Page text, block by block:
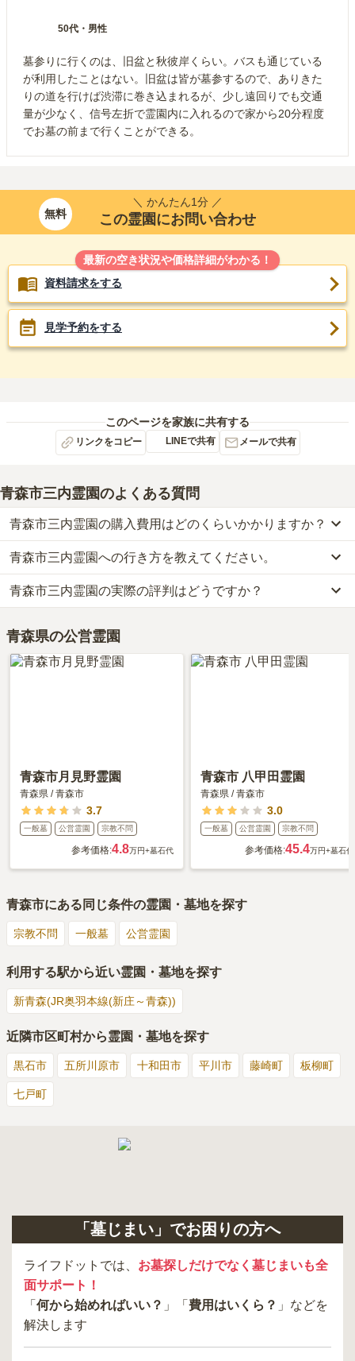
50代 ・ 男性
墓参りに行くのは、旧盆と秋彼岸くらい。バスも通じている
が利用したことはない。旧盆は皆が墓参するので、ありきた
りの道を行けば渋滞に巻き込まれるが、少し遠回りでも交通
量が少なく、信号左折で霊園内に入れるので家から20分程度
でお墓の前まで行くことができる。
無料
＼ かんたん1分 ／
この霊園にお問い合わせ
最新の空き状況や価格詳細がわかる！
資料請求をする
見学予約をする
このページを家族に共有する
リンクをコピー LINEで共有 メールで共有
青森市三内霊園のよくある質問
青森市三内霊園の購入費用はどのくらいかかりますか？
青森市三内霊園では、一般墓が約3.3万円(墓石代別)からお求めいた
だけます。
なお、青森市三内霊園がある青森県の相場は、一般墓が約20万円
（墓石代別途）です。
お墓は、価格が高いものがよい、安いものが悪い、という訳ではあ
りません。大切なのは、ご家族が心から納得し、安心してお参りで
きる場所を選ぶことです。
青森市三内霊園への行き方を教えてください。
公共交通機関の場合JR奥羽本線「新青森」から徒歩18分です。
詳しいルートや地図は、本ページの「地図・交通アクセス」欄をご
確認ください。
青森市三内霊園の実際の評判はどうですか？
利用者様からは「霊園内には束ね花を売っている店が7～9軒程度あ
るが、値段は日頃より高いスーパーマーケットよりさらに高いので
青森県の公営霊園
青森市月見野霊園
青森県 /青森市
3.7
一般墓 公営霊園 宗教不問
参考価格:4.8万円+墓石代
青森市 八甲田霊園
青森県 /青森市
3.0
一般墓 公営霊園 宗教不問
参考価格:45.4万円+墓石代
青森市にある同じ条件の霊園・墓地を探す
宗教不問 一般墓 公営霊園
利用する駅から近い霊園・墓地を探す
新青森(JR奥羽本線(新庄～青森))
近隣市区町村から霊園・墓地を探す
黒石市 五所川原市 十和田市 平川市 藤崎町 板柳町
七戸町
「墓じまい」でお困りの方へ
ライフドットでは、 お墓探しだけでなく墓じまいも全
面サポート！
「 何から始めればいい？ 」「 費用はいくら？ 」などを
解決します